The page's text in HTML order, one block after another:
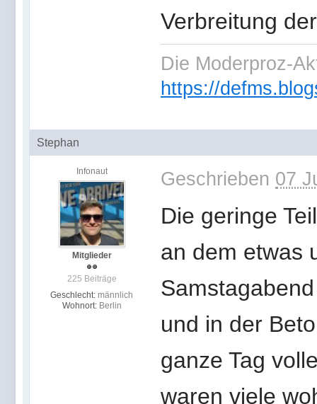
Verbreitung
Die Moderproz-
https://
Stephan
Infonaut
Mitglieder
225 Beiträge
Geschlecht: männlich
Wohnort: Berlin
Geschrieben 07
Die geringe
an dem etwas
und in der
ganze Tag
waren viele